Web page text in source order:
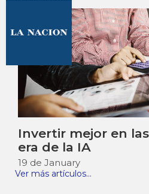
Invertir mejor en
era de la IA
19 de January
Ver más artículos...